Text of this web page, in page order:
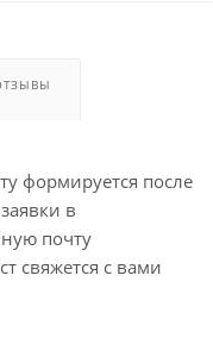
формируется после
в
почту
свяжется с вами